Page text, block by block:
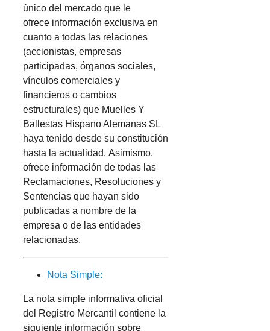
único del mercado que le
ofrece información exclusiva en
cuanto a todas las relaciones
(accionistas, empresas
participadas, órganos sociales,
vínculos comerciales y
financieros o cambios
estructurales) que Muelles Y
Ballestas Hispano Alemanas SL
haya tenido desde su constitución
hasta la actualidad. Asimismo,
ofrece información de todas las
Reclamaciones, Resoluciones y
Sentencias que hayan sido
publicadas a nombre de la
empresa o de las entidades
relacionadas.
Nota Simple:
La nota simple informativa oficial
del Registro Mercantil contiene la
siguiente información sobre